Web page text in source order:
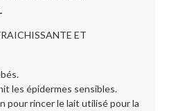
ET
les épidermes sensibles.
pour rincer le lait utilisé pour la